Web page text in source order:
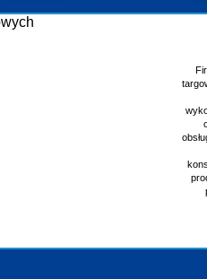
Firma R&B
targowych w
które
wykonywać
oczekuje.
obsługując
w stanie
konsumentów.
produkcyjne,
pomoc,